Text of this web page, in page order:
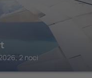
2 noci